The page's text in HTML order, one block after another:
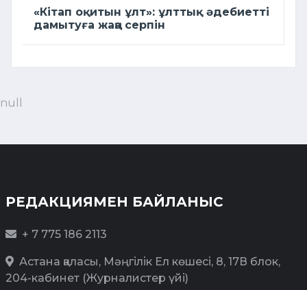
«Кітап оқитын ұлт»: ұлттық әдебиетті
дамытуға жаңа серпін
null
РЕДАКЦИЯМЕН БАЙЛАНЫС
+ 7 775 186 2113
Астана қаласы, Мәңгілік Ел көшесі, 8, 17В блок,
204-кабинет (Журналистер үйі)